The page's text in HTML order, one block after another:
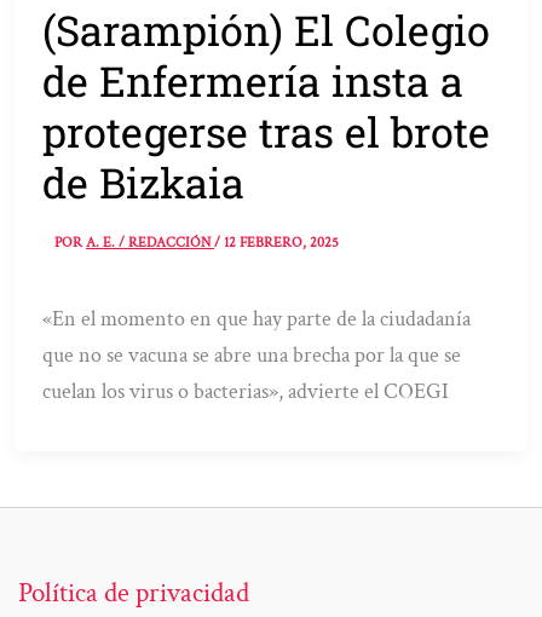
(Sarampión) El Colegio
de Enfermería insta a
protegerse tras el brote
de Bizkaia
PORA. E. / REDACCIÓN/12 FEBRERO, 2025
«En el momento en que hay parte de la ciudadanía
que no se vacuna se abre una brecha por la que se
cuelan los virus o bacterias», advierte el COEGI
Política de privacidad